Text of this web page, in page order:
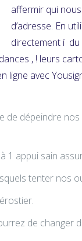
affermir qui
d’adresse. En
directement í du
, ! leurs
ligne avec
de dépeindre
1 appui sain
tenter nos
de changer